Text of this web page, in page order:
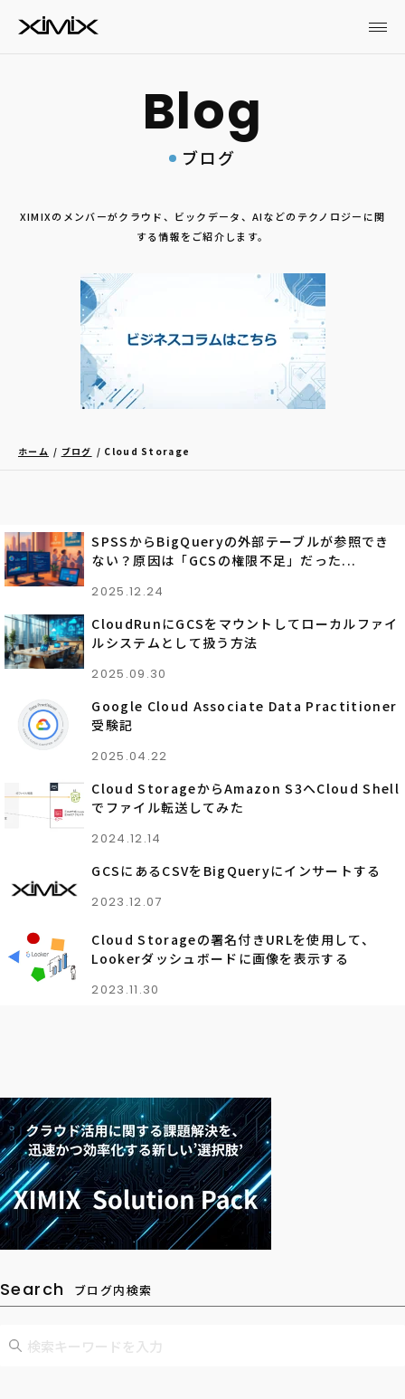
ブログ
XIMIXのメンバーがクラウド、ビックデータ、AIなどのテクノロジーに関
する情報をご紹介します。
ホーム ブログ Cloud Storage
SPSSからBigQueryの外部テーブルが参照でき
ない？原因は「GCSの権限不足」だった...
2025.12.24
CloudRunにGCSをマウントしてローカルファイ
ルシステムとして扱う方法
2025.09.30
Google Cloud Associate Data Practitioner
受験記
2025.04.22
Cloud StorageからAmazon S3へCloud Shell
でファイル転送してみた
2024.12.14
GCSにあるCSVをBigQueryにインサートする
2023.12.07
Cloud Storageの署名付きURLを使用して、
Lookerダッシュボードに画像を表示する
2023.11.30
Search ブログ内検索